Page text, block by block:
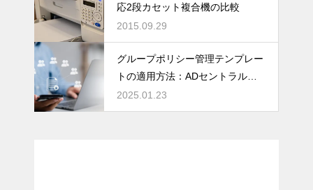
2025.01.24
Win10からWindo
ws11にアップグ
レード：システ
ム要件非対応
応2段カセット複合機の比較
2015.09.29
グループポリシー管理テンプレー
トの適用方法：ADセントラルス
トア
2025.01.23